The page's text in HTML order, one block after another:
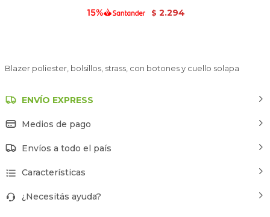
$ 2.294
Blazer poliester, bolsillos, strass, con botones y cuello solapa
ENVÍO EXPRESS
Medios de pago
Envíos a todo el país
Características
¿Necesitás ayuda?